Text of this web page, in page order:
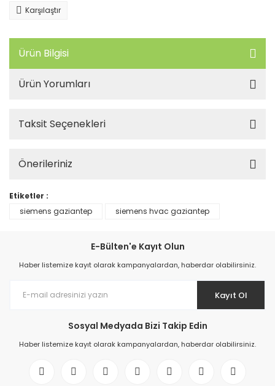
Karşılaştır
Ürün Bilgisi
Ürün Yorumları
Taksit Seçenekleri
Önerileriniz
Etiketler :
siemens gaziantep
siemens hvac gaziantep
E-Bülten'e Kayıt Olun
Haber listemize kayıt olarak kampanyalardan, haberdar olabilirsiniz.
Kayıt Ol
Sosyal Medyada Bizi Takip Edin
Haber listemize kayıt olarak kampanyalardan, haberdar olabilirsiniz.